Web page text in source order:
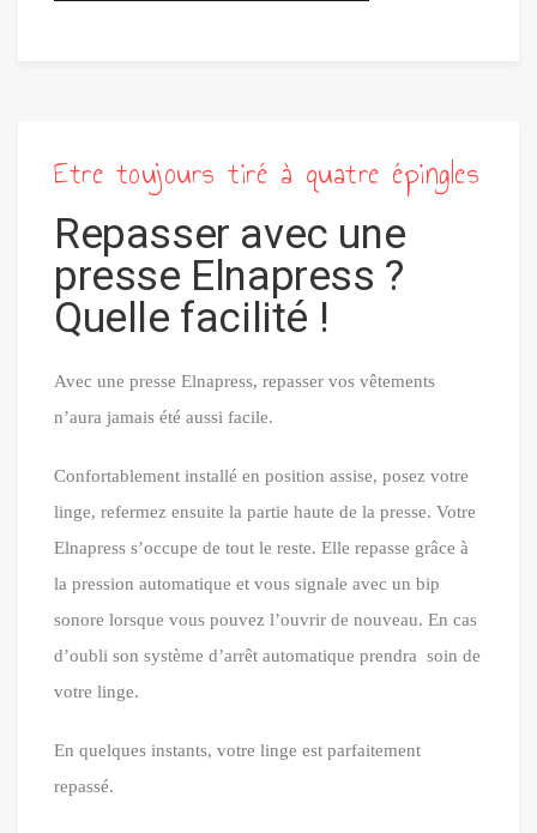
Etre toujours tiré à quatre épingles
Repasser avec une
presse Elnapress ?
Quelle facilité !
Avec une presse Elnapress, repasser vos vêtements
n’aura jamais été aussi facile.
Confortablement installé en position assise, posez votre
linge, refermez ensuite la partie haute de la presse. Votre
Elnapress s’occupe de tout le reste. Elle repasse grâce à
la pression automatique et vous signale avec un bip
sonore lorsque vous pouvez l’ouvrir de nouveau. En cas
d’oubli son système d’arrêt automatique prendra soin de
votre linge.
En quelques instants, votre linge est parfaitement
repassé.